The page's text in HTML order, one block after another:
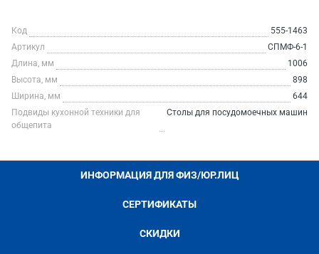
Код
555-1463
Артикул
СПМФ-6-1
Длина, мм
1006
Высота, мм
898
Ширина, мм
644
Подвиды кухонной техники для
общепита
Столы для посудомоечных машин
ИНФОРМАЦИЯ ДЛЯ ФИЗ/ЮР.ЛИЦ
СЕРТИФИКАТЫ
СКИДКИ